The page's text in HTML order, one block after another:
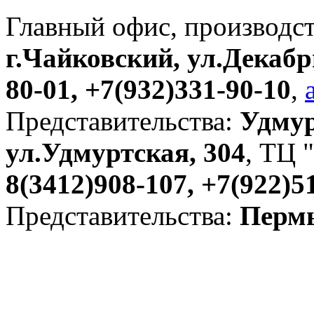
Главный офис,
г.Чайковский,
80-01, +7(932)331-90-10,
Представительства:
ул.Удмуртская, 304, ТЦ
8(3412)908-107,
Представительства: